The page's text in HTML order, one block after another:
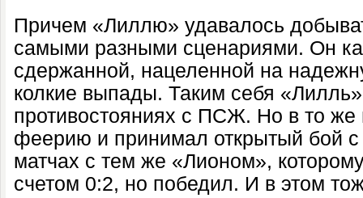
Причем «Лиллю» удавалось
самыми разными сценариями. Он
сдержанной, нацеленной на
колкие выпады. Таким себя
противостояниях с ПСЖ. Но в то
феерию и принимал открытый бой
матчах с тем же «Лионом»,
счетом 0:2, но победил. И в этом